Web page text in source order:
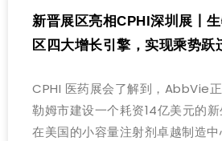
新晋展区亮相CPHI深圳展丨
区四大增长引擎，实现乘势跃
CPHI 医药展会了解到，AbbVie
勒姆市建设一个耗资14亿美元的
在美国的小容量注射剂卓越制造中